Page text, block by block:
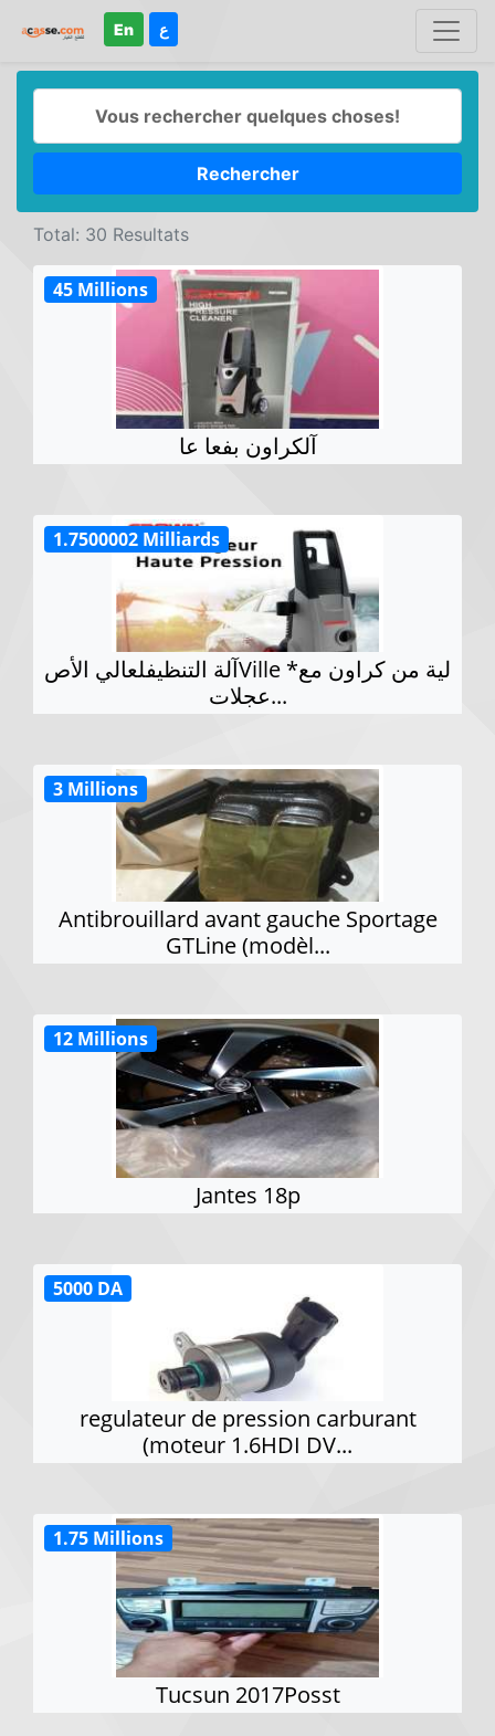
En ع
Rechercher
Total: 30 Resultats
آلكراون بفعا عا
45 Millions
آلة التنظيفلعالي الأصVille *لية من كراون مع
عجلات...
1.7500002 Milliards
Antibrouillard avant gauche Sportage
GTLine (modèl...
3 Millions
Jantes 18p
12 Millions
regulateur de pression carburant
(moteur 1.6HDI DV...
5000 DA
Tucsun 2017Posst
1.75 Millions